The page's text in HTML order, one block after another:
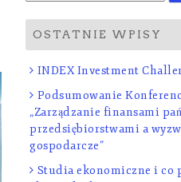
OSTATNIE WPISY
INDEX Investment
Podsumowanie
„Zarządzanie finansami
przedsiębiorstwami a
gospodarcze”
Studia ekonomiczne i co